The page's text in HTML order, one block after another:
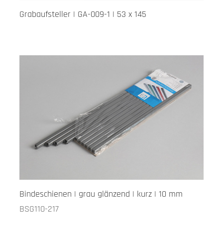
Grabaufsteller | GA-009-1 | 53 x 145
Bindeschienen | grau glänzend | kurz | 10 mm
BSG110-217